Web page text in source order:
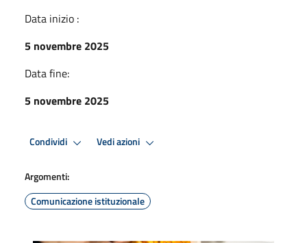
Data inizio :
5 novembre 2025
Data fine:
5 novembre 2025
Condividi Vedi azioni
Argomenti:
Comunicazione istituzionale